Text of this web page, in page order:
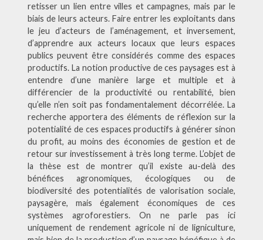
retisser un lien entre villes et campagnes, mais par le
biais de leurs acteurs. Faire entrer les exploitants dans
le jeu d’acteurs de l’aménagement, et inversement,
d’apprendre aux acteurs locaux que leurs espaces
publics peuvent être considérés comme des espaces
productifs. La notion productive de ces paysages est à
entendre d’une manière large et multiple et à
différencier de la productivité ou rentabilité, bien
qu’elle n’en soit pas fondamentalement décorrélée. La
recherche apportera des éléments de réflexion sur la
potentialité de ces espaces productifs à générer sinon
du profit, au moins des économies de gestion et de
retour sur investissement à très long terme. L’objet de
la thèse est de montrer qu’il existe au-delà des
bénéfices agronomiques, écologiques ou de
biodiversité des potentialités de valorisation sociale,
paysagère, mais également économiques de ces
systèmes agroforestiers. On ne parle pas ici
uniquement de rendement agricole ni de ligniculture,